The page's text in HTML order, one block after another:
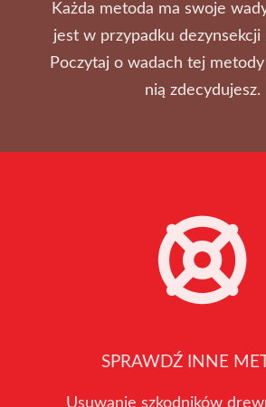
Każda metoda ma swoje
jest w przypadku dezynsekcji
Poczytaj o wadach tej
nią zdecydujesz.
SPRAWDŹ INNE
Usuwanie szkodników